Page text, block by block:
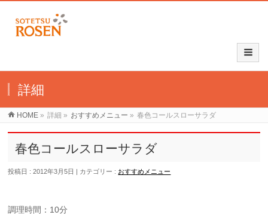
詳細
HOME » 詳細 » おすすめメニュー » 春色コールスローサラダ
春色コールスローサラダ
投稿日 : 2012年3月5日 カテゴリー : おすすめメニュー
調理時間：10分